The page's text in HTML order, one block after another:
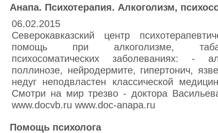
Анапа. Психотерапия. Алкоголизм,
06.02.2015
Северокавказский центр
помощь при алкоголизме,
психосоматических заболеваниях: -
поллинозе, нейродермите, гипертонич,
недуг неподвластен классической
Смотри на мир трезво - доктора
www.docvb.ru www.doc-anapa.ru
Помощь психолога